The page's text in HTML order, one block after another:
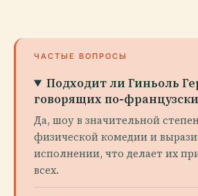
ЧАСТЫЕ ВОПРОСЫ
Подходит ли Гиньоль
говорящих по-
Да, шоу в значительной
физической комедии и
исполнении, что делает их
всех.